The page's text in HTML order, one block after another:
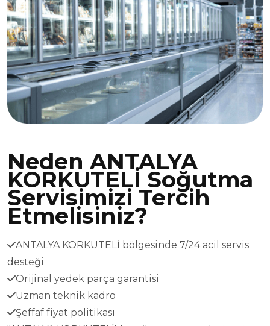
Neden ANTALYA
KORKUTELİ Soğutma
Servisimizi Tercih
Etmelisiniz?
ANTALYA KORKUTELİ bölgesinde 7/24 acil servis
desteği
Orijinal yedek parça garantisi
Uzman teknik kadro
Şeffaf fiyat politikası